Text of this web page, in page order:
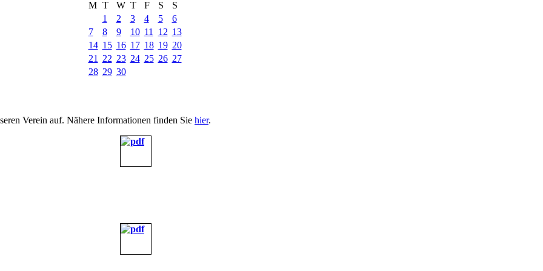
M T W T F S
S
1
2 3 4 5
6
7
8 9 10 11 12 13
14 15 16 17 18 19 20
21
22 23 24 25 26 27
28 29 30
Verein auf. Nähere Informationen finden Sie hier.